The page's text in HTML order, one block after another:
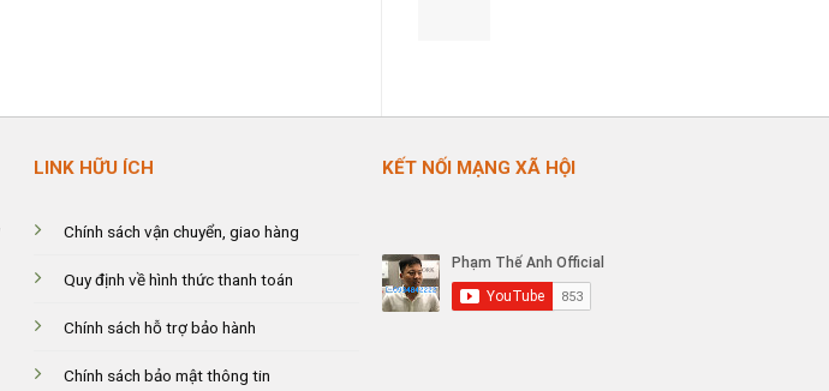
LINK HỮU ÍCH
Chính sách vận chuyển, giao hàng
Quy định về hình thức thanh toán
Chính sách hỗ trợ bảo hành
Chính sách bảo mật thông tin
KẾT NỐI MẠNG XÃ HỘI